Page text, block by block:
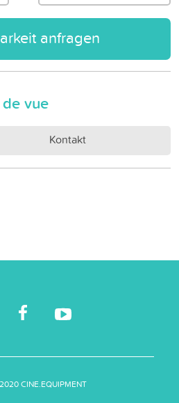
anfragen
vue
Kontakt
CINE.EQUIPMENT